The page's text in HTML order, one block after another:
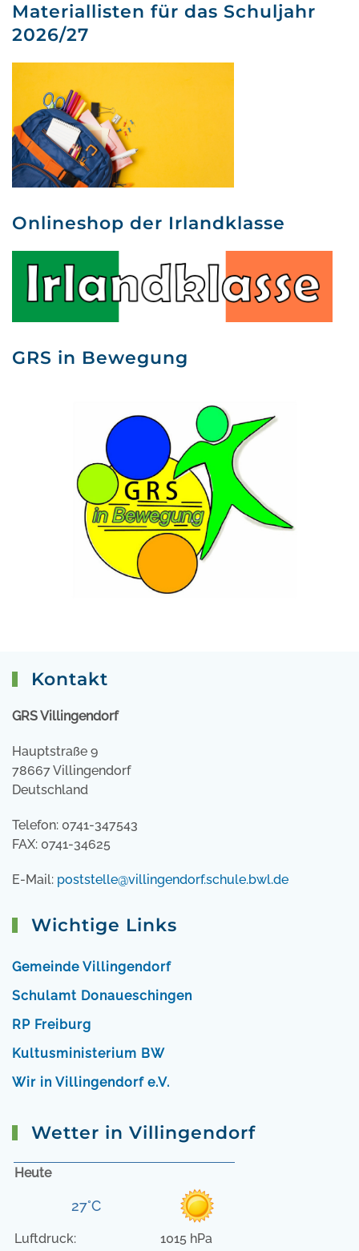
Materiallisten für das Schuljahr
2026/27
Onlineshop der Irlandklasse
GRS in Bewegung
Kontakt
GRS Villingendorf
Hauptstraße 9
78667 Villingendorf
Deutschland
Telefon: 0741-347543
FAX: 0741-34625
E-Mail: poststelle@villingendorf.schule.bwl.de
Wichtige Links
Gemeinde Villingendorf
Schulamt Donaueschingen
RP Freiburg
Kultusministerium BW
Wir in Villingendorf e.V.
Wetter in Villingendorf
Heute
27°C
Luftdruck: 1015 hPa